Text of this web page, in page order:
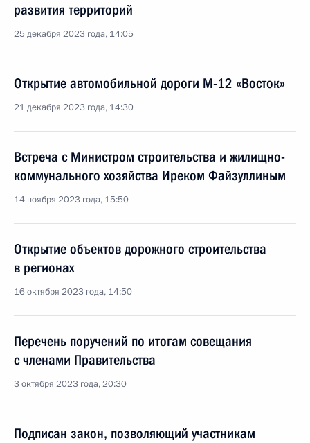
развития территорий
25 декабря 2023 года, 14:05
Открытие автомобильной дороги М-12 «Восток»
21 декабря 2023 года, 14:30
Встреча с Министром строительства и жилищно-
коммунального хозяйства Иреком Файзуллиным
14 ноября 2023 года, 15:50
Открытие объектов дорожного строительства
в регионах
16 октября 2023 года, 14:50
Перечень поручений по итогам совещания
с членами Правительства
3 октября 2023 года, 20:30
Подписан закон, позволяющий участникам